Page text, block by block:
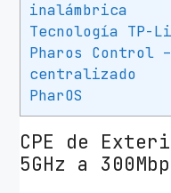
P
-
L
inalámbrica
Tecnología TP-
Pharos Control
centralizado
PharOS
CPE de
5GHz a